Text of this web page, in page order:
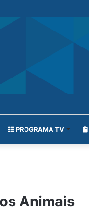
PROGRAMA TV
Animais